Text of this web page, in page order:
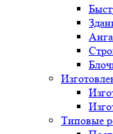
Типовые